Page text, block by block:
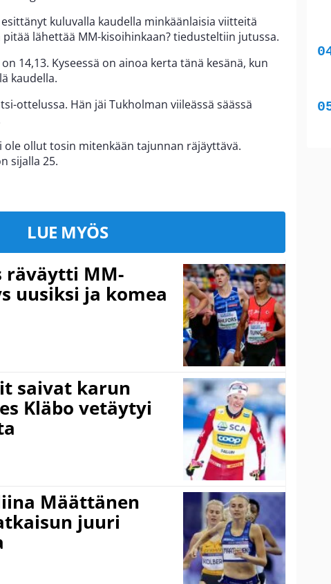
kuluvalla kaudella minkäänlaisia viitteitä
lähettää MM-kisoihinkaan? tiedusteltiin jutussa.
14,13. Kyseessä on ainoa kerta tänä kesänä, kun
kaudella.
ottelussa. Hän jäi Tukholman viileässä säässä
ole ollut tosin mitenkään tajunnan räjäyttävä.
sijalla 25.
LUE MYÖS
räväytti MM-
uusiksi ja komea
saivat karun
Kläbo vetäytyi
Määttänen
juuri